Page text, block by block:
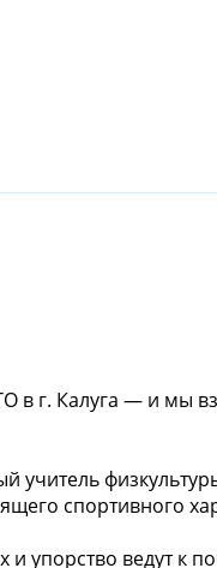
в г. Калуга — и мы
учитель
спортивного
упорство ведут к